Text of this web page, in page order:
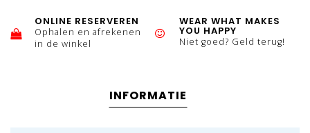
ONLINE RESERVEREN
Ophalen en afrekenen
in de winkel
WEAR WHAT MAKES
YOU HAPPY
Niet goed? Geld terug!
INFORMATIE